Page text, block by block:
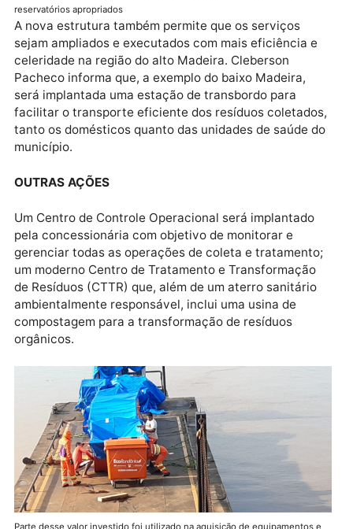
reservatórios apropriados
sejam ampliados e executados com mais eficiência e
celeridade na região do alto Madeira. Cleberson
Pacheco informa que, a exemplo do baixo Madeira,
será implantada uma estação de transbordo para
facilitar o transporte eficiente dos resíduos
tanto os domésticos quanto das unidades de saúde
município.
OUTRAS AÇÕES
Um Centro de Controle Operacional será implantado
pela concessionária com objetivo de monitorar e
gerenciar todas as operações de coleta e
um moderno Centro de Tratamento e Transformação
de Resíduos (CTTR) que, além de um aterro sanitário
ambientalmente responsável, inclui uma usina de